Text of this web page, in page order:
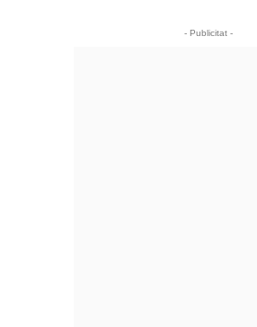
- Publicitat -